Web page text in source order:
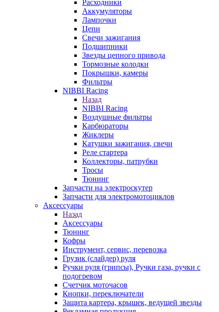
Расходники
Аккумуляторы
Лампочки
Цепи
Свечи зажигания
Подшипники
Звезды цепного привода
Тормозные колодки
Покрышки, камеры
Фильтры
NIBBI Racing
Назад
NIBBI Racing
Воздушные фильтры
Карбюраторы
Жиклеры
Катушки зажигания, свечи
Реле стартера
Коллекторы, патрубки
Тросы
Тюнинг
Запчасти на электроскутер
Запчасти для электромотоциклов
Аксессуары
Назад
Аксессуары
Тюнинг
Кофры
Инструмент, сервис, перевозка
Грузик (слайдер) руля
Ручки руля (грипсы), Ручки газа, ручки с
подогревом
Счетчик моточасов
Кнопки, переключатели
Защита картера, крышек, ведущей звезды